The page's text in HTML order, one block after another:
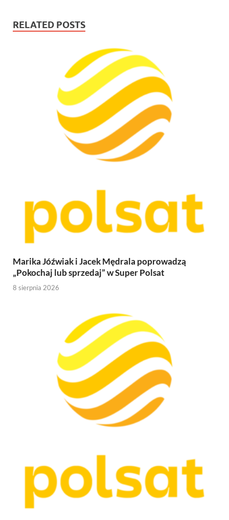
RELATED POSTS
Marika Jóźwiak i Jacek Mędrala poprowadzą
„Pokochaj lub sprzedaj” w Super Polsat
8 sierpnia 2026